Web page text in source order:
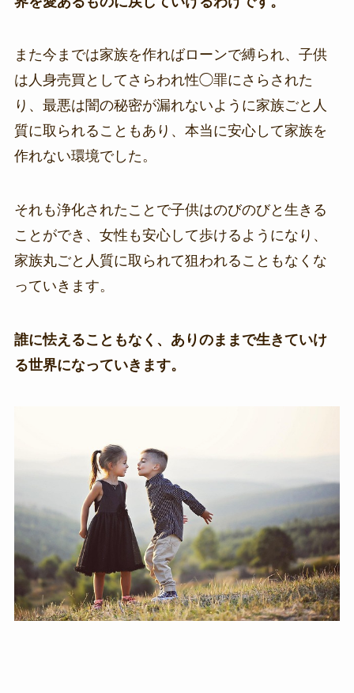
また今までは家族を作ればローンで縛られ、子供
は人身売買としてさらわれ性◯罪にさらされた
り、最悪は闇の秘密が漏れないように家族ごと人
質に取られることもあり、本当に安心して家族を
作れない環境でした。
それも浄化されたことで子供はのびのびと生きる
ことができ、女性も安心して歩けるようになり、
家族丸ごと人質に取られて狙われることもなくな
っていきます。
誰に怯えることもなく、ありのままで生きていけ
る世界になっていきます。